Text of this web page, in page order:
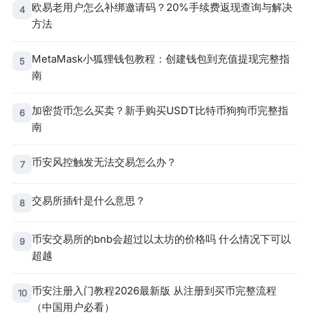
4
欧易老用户怎么补绑邀请码？20%手续费返现查询与解决
方法
5
MetaMask小狐狸钱包教程：创建钱包到充值提现完整指
南
6
加密货币怎么买卖？新手购买USDT比特币狗狗币完整指
南
7 币安风控触发无法交易怎么办？
8 交易所插针是什么意思？
9
币安交易所的bnb会超过以太坊的价格吗 什么情况下可以
超越
10 币安注册入门教程2026最新版 从注册到买币完整流程
（中国用户必看）